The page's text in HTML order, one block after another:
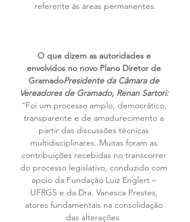
referente às áreas permanentes.
O que dizem as autoridades e
envolvidos no novo Plano Diretor de
GramadoPresidente da Câmara de
Vereadores de Gramado, Renan Sartori:
“Foi um processo amplo, democrático,
transparente e de amadurecimento a
partir das discussões técnicas
multidisciplinares. Muitas foram as
contribuições recebidas no transcorrer
do processo legislativo, conduzido com
apoio da Fundação Luiz Englert –
UFRGS e da Dra. Vanesca Prestes,
atores fundamentais na consolidação
das alterações